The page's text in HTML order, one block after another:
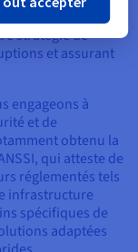
des tests de
stratégie de
et assurant
engageons à
et de
obtenu la
qui atteste de
réglementés tels
infrastructure
spécifiques de
adaptées